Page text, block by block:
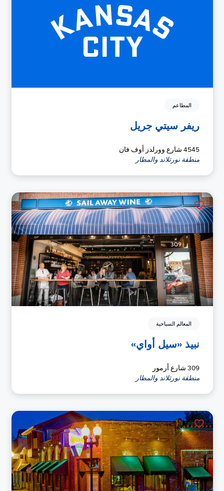
المطاعم
ريفر سيتي جريل
4545 شارع وورلدز أوف فان
منطقة نورثلاند والمطار
المعالم السياحية
نبيذ «سيل أواي»
309 شارع أرمور
منطقة نورثلاند والمطار